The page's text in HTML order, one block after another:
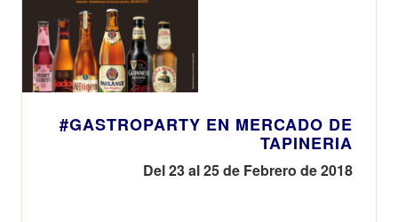
#GASTROPARTY EN MERCADO DE
TAPINERIA
Del 23 al 25 de Febrero de 2018